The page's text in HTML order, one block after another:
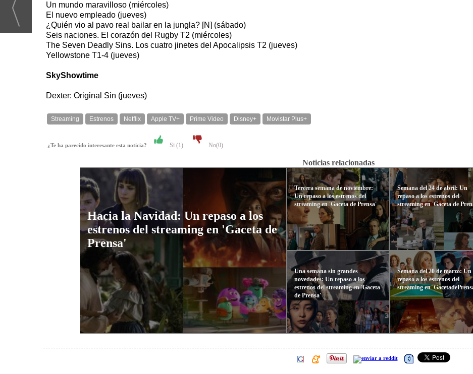
Un mundo maravilloso (miércoles)
El nuevo empleado (jueves)
¿Quién vio al pavo real bailar en la jungla? [N] (sábado)
Seis naciones. El corazón del Rugby T2 (miércoles)
The Seven Deadly Sins. Los cuatro jinetes del Apocalipsis T2 (jueves)
Yellowstone T1-4 (jueves)
SkyShowtime
Dexter: Original Sin (jueves)
Streaming Estrenos Netflix Apple TV+ Prime Video Disney+ Movistar Plus+
¿Te ha parecido interesante esta noticia? Si (1) No(0)
Noticias relacionadas
Hacia la Navidad: Un repaso a los
estrenos del streaming en 'Gaceta de
Prensa'
Tercera semana de noviembre:
Un repaso a los estrenos del
streaming en 'Gaceta de Prensa'
Una semana sin grandes
novedades: Un repaso a los
estrenos del streaming en 'Gaceta
de Prensa'
Semana del 24 de abril: Un
repaso a los estrenos del
streaming en 'Gaceta de
Semana del 20 de marzo: Un
repaso a los estrenos del
streaming en